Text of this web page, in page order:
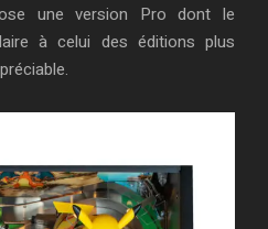
une version Pro dont le
à celui des éditions plus